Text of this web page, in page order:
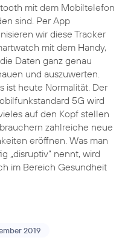
mit dem Mobiltelefon
sind. Per App
wir diese Tracker
mit dem Handy,
Daten ganz genau
und auszuwerten.
ist heute Normalität. Der
5G wird
auf den Kopf stellen
zahlreiche neue
eröffnen. Was man
„disruptiv“ nennt, wird
im Bereich Gesundheit
2019